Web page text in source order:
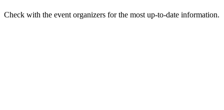
Check with the event organizers for the most up-to-date information.